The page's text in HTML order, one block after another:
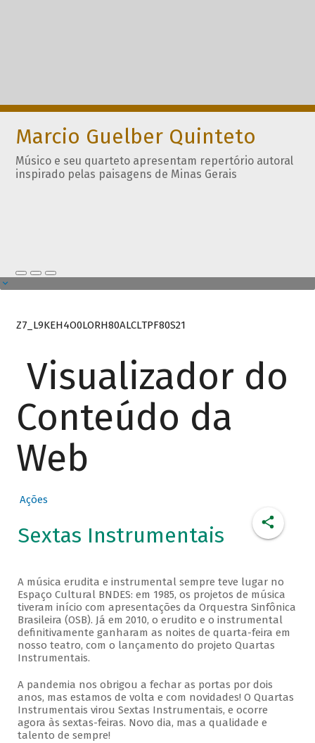
Marcio Guelber Quinteto
Músico e seu quarteto apresentam repertório autoral
inspirado pelas paisagens de Minas Gerais
Z7_L9KEH4O0LORH80ALCLTPF80S21
Visualizador do
Conteúdo da
Web
Ações
Sextas Instrumentais
A música erudita e instrumental sempre teve lugar no
Espaço Cultural BNDES: em 1985, os projetos de música
tiveram início com apresentações da Orquestra Sinfônica
Brasileira (OSB). Já em 2010, o erudito e o instrumental
definitivamente ganharam as noites de quarta-feira em
nosso teatro, com o lançamento do projeto Quartas
Instrumentais.
A pandemia nos obrigou a fechar as portas por dois
anos, mas estamos de volta e com novidades! O Quartas
Instrumentais virou Sextas Instrumentais, e ocorre
agora às sextas-feiras. Novo dia, mas a qualidade e
talento de sempre!